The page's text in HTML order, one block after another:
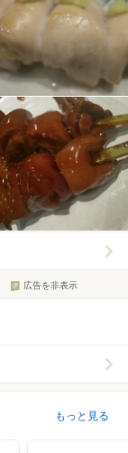
広告を非表示
もっと見る